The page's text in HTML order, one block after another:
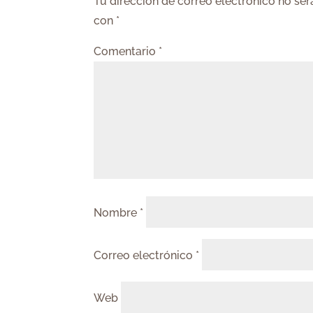
con *
Comentario *
Nombre *
Correo electrónico *
Web